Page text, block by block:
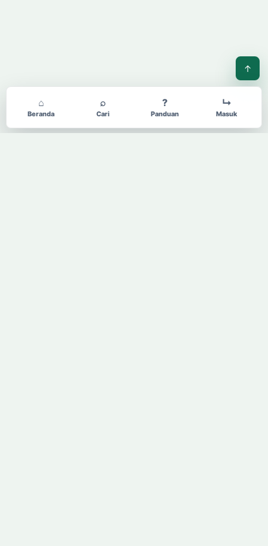
⌂
Beranda
⌕
Cari
?
Panduan
↳
Masuk
↑